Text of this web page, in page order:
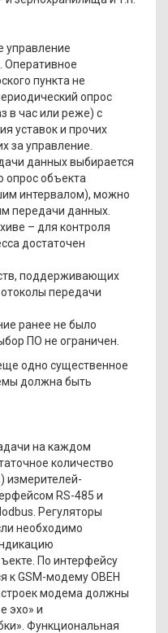
управление
Оперативное
пункта не
опрос
в час или реже) с
уставок и прочих
за управление.
данных выбирается
опрос объекта
интервалом), можно
передачи данных.
– для контроля
достаточен
поддерживающих
передачи
ранее не было
ПО не ограничен.
одно существенное
должна быть
на каждом
количество
измерителей-
RS-485 и
Регуляторы
необходимо
По интерфейсу
к GSM-модему ОВЕН
модема должны
эхо» и
Функциональная